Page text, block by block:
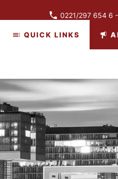
0221/297 654 6
QUICK LINKS